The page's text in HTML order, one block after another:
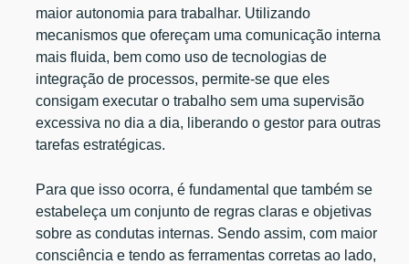
maior autonomia para trabalhar. Utilizando
mecanismos que ofereçam uma comunicação interna
mais fluida, bem como uso de tecnologias de
integração de processos, permite-se que eles
consigam executar o trabalho sem uma supervisão
excessiva no dia a dia, liberando o gestor para outras
tarefas estratégicas.
Para que isso ocorra, é fundamental que também se
estabeleça um conjunto de regras claras e objetivas
sobre as condutas internas. Sendo assim, com maior
consciência e tendo as ferramentas corretas ao lado,